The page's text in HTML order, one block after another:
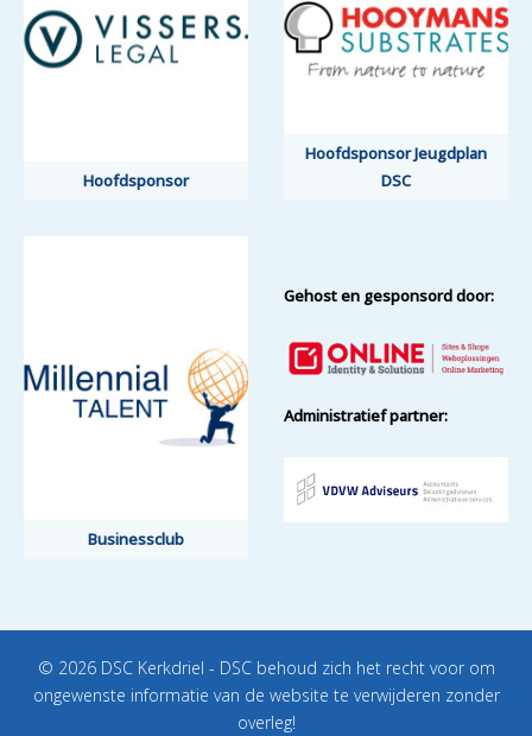
Hoofdsponsor
Hoofdsponsor Jeugdplan
DSC
Businessclub
Gehost en gesponsord door:
Administratief partner:
© 2026 DSC Kerkdriel - DSC behoud zich het recht voor om
ongewenste informatie van de website te verwijderen zonder
overleg!